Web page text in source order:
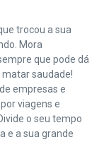
trocou a sua
Mora
que pode dá
saudade!
empresas e
viagens e
o seu tempo
e a sua grande